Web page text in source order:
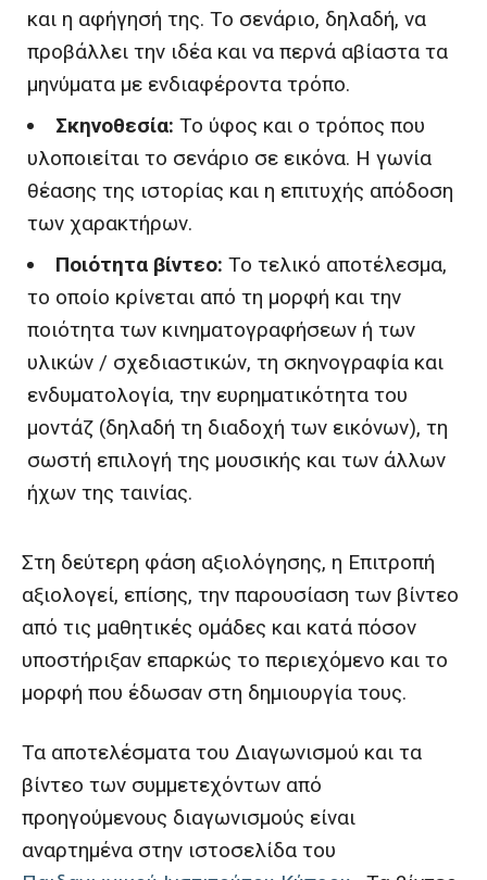
και η αφήγησή της. Το σενάριο, δηλαδή, να
προβάλλει την ιδέα και να περνά αβίαστα τα
μηνύματα με ενδιαφέροντα τρόπο.
Σκηνοθεσία: Το ύφος και ο τρόπος που
υλοποιείται το σενάριο σε εικόνα. Η γωνία
θέασης της ιστορίας και η επιτυχής απόδοση
των χαρακτήρων.
Ποιότητα βίντεο: Το τελικό αποτέλεσμα,
το οποίο κρίνεται από τη μορφή και την
ποιότητα των κινηματογραφήσεων ή των
υλικών / σχεδιαστικών, τη σκηνογραφία και
ενδυματολογία, την ευρηματικότητα του
μοντάζ (δηλαδή τη διαδοχή των εικόνων), τη
σωστή επιλογή της μουσικής και των άλλων
ήχων της ταινίας.
Στη δεύτερη φάση αξιολόγησης, η Επιτροπή
αξιολογεί, επίσης, την παρουσίαση των βίντεο
από τις μαθητικές ομάδες και κατά πόσον
υποστήριξαν επαρκώς το περιεχόμενο και το
μορφή που έδωσαν στη δημιουργία τους.
Τα αποτελέσματα του Διαγωνισμού και τα
βίντεο των συμμετεχόντων από
προηγούμενους διαγωνισμούς είναι
αναρτημένα στην ιστοσελίδα του